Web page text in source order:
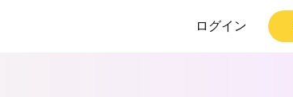
ログイン